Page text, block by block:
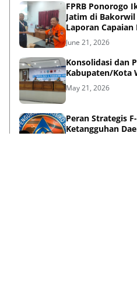
FPRB Ponorogo
Jatim di
Laporan
Sinergi Pentahelix
June 21, 2026
Konsolidasi dan
Kabupaten/Kota
May 21, 2026
Peran Strategis
Ketangguhan